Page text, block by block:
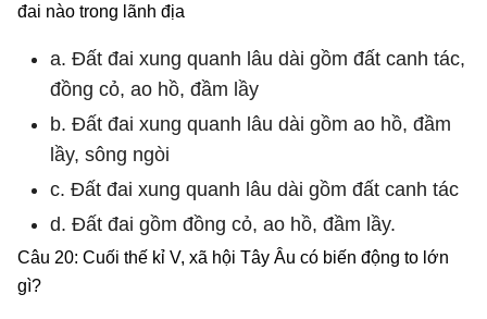
đai nào trong lãnh địa
a. Đất đai xung quanh lâu dài gồm đất canh tác,
đồng cỏ, ao hồ, đầm lầy
b. Đất đai xung quanh lâu dài gồm ao hồ, đầm
lầy, sông ngòi
c. Đất đai xung quanh lâu dài gồm đất canh tác
d. Đất đai gồm đồng cỏ, ao hồ, đầm lầy.
Câu 20: Cuối thế kỉ V, xã hội Tây Âu có biến động to lớn
gì?